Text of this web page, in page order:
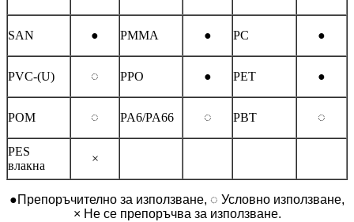
SAN ● PMMA ● PC ●
PVC-(U) ◌ PPO ● PET ●
POM ◌ PA6/PA66 ◌ PBT ◌
PES
влакна
×
●Препоръчително за използване, ◌ Условно използване,
× Не се препоръчва за използване.